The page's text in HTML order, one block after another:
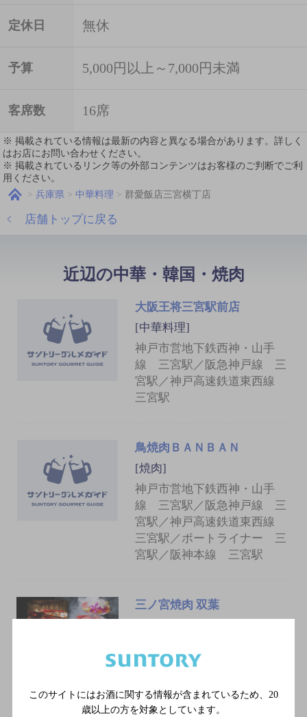
定休日 無休
予算 5,000円以上～7,000円未満
客席数 16席
※ 掲載されている情報は最新の内容と異なる場合があります。詳しく
はお店にお問い合わせください。
※ 掲載されているリンク等の外部コンテンツはお客様のご判断でご利
用ください。
兵庫県 中華料理 群愛飯店三宮横丁店
店舗トップに戻る
近辺の中華・韓国・焼肉
大阪王将三宮駅前店
[中華料理]
神戸市営地下鉄西神・山手
線 三宮駅／阪急神戸線 三
宮駅／神戸高速鉄道東西線
三宮駅
鳥焼肉ＢＡＮＢＡＮ
[焼肉]
神戸市営地下鉄西神・山手
線 三宮駅／阪急神戸線 三
宮駅／神戸高速鉄道東西線
三宮駅／ポートライナー 三
宮駅／阪神本線 三宮駅
三ノ宮焼肉 双葉
歩2分／阪急神戸線 神戸三宮
西神・山手線 三宮駅 徒歩4分
／阪神本線 神戸三宮駅 徒歩6
このサイトにはお酒に関する情報が含まれているため、 20
歳以上の方を対象としています。